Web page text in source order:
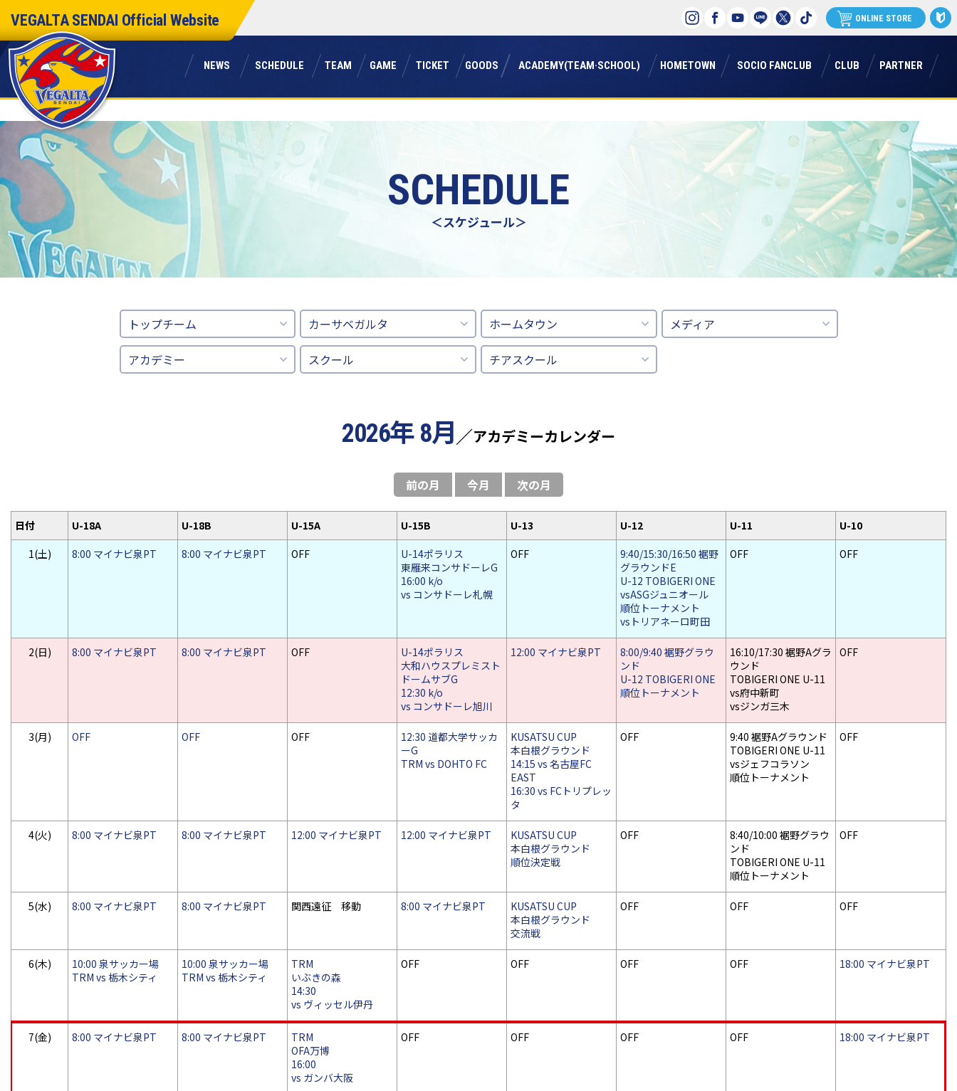
へ
ス
キ
プ
VEGALTA SENDAI Official Website ONLINE STORE
ニュース
NEWS スケジュール
SCHEDULE チーム
TEAM ゲーム
GAME チケット
TICKET グッズ
GOODS アカデミー(チーム・スクール)
ACADEMY(TEAM·SCHOOL) ホームタウン
HOMETOWN ソシオファンクラブ
SOCIO FANCLUB クラブ
CLUB パートナー
PARTNER
SCHEDULE
＜スケジュール＞
トップチーム カーサベガルタ ホームタウン メディア
アカデミー スクール チアスクール
2026年 8月 アカデミーカレンダー
前の月 今月 次の月
日付 U-18A U-18B U-15A U-15B U-13 U-12 U-11
U-10
1(土)
8:00 マイナビ泉PT 8:00 マイナビ泉PT OFF
U-14ポラリス
東雁来コンサドーレG
16:00 k/o
vs コンサドーレ札幌
OFF
9:40/15:30/16:50 裾野
グラウンドE
U-12 TOBIGERI ONE
vsASGジュニオール
順位トーナメント
vsトリアネーロ町田
OFF OFF
2(日) 8:00 マイナビ泉PT 8:00 マイナビ泉PT OFF
U-14ポラリス
大和ハウスプレミスト
ドームサブG
12:30 k/o
vs コンサドーレ旭川
12:00 マイナビ泉PT
8:00/9:40 裾野グラウ
ンド
U-12 TOBIGERI ONE
順位トーナメント
16:10/17:30 裾野Aグラ
ウンド
TOBIGERI ONE U-11
vs府中新町
vsジンガ三木
OFF
3(月) OFF OFF OFF
12:30 道都大学サッカ
ーG
TRM vs DOHTO FC
KUSATSU CUP
本白根グラウンド
14:15 vs 名古屋FC
EAST
16:30 vs FCトリプレッ
タ
OFF
9:40 裾野Aグラウンド
TOBIGERI ONE U-11
vsジェフコラソン
順位トーナメント
OFF
4(火) 8:00 マイナビ泉PT 8:00 マイナビ泉PT 12:00 マイナビ泉PT 12:00 マイナビ泉PT
KUSATSU CUP
本白根グラウンド
順位決定戦
OFF
8:40/10:00 裾野グラウ
ンド
TOBIGERI ONE U-11
順位トーナメント
OFF
5(水) 8:00 マイナビ泉PT 8:00 マイナビ泉PT 関西遠征 移動 8:00 マイナビ泉PT
KUSATSU CUP
本白根グラウンド
交流戦
OFF OFF OFF
6(木)
10:00 泉サッカー場
TRM vs 栃木シティ
10:00 泉サッカー場
TRM vs 栃木シティ
TRM
いぶきの森
14:30
vs ヴィッセル伊丹
OFF OFF OFF OFF 18:00 マイナビ泉PT
7(金) 8:00 マイナビ泉PT 8:00 マイナビ泉PT
TRM
OFA万博
16:00
vs ガンバ大阪
OFF OFF OFF OFF 18:00 マイナビ泉PT